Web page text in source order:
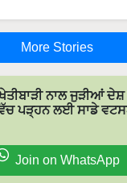
More Stories
ਨਾਲ ਜੁੜੀਆਂ
ਪੜ੍ਹਨ ਲਈ ਸਾਡੇ
Join on WhatsApp